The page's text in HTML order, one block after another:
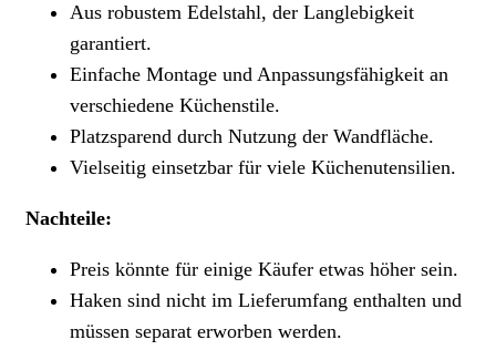
Aus robustem Edelstahl, der Langlebigkeit
garantiert.
Einfache Montage und Anpassungsfähigkeit an
verschiedene Küchenstile.
Platzsparend durch Nutzung der Wandfläche.
Vielseitig einsetzbar für viele Küchenutensilien.
Nachteile:
Preis könnte für einige Käufer etwas höher sein.
Haken sind nicht im Lieferumfang enthalten und
müssen separat erworben werden.